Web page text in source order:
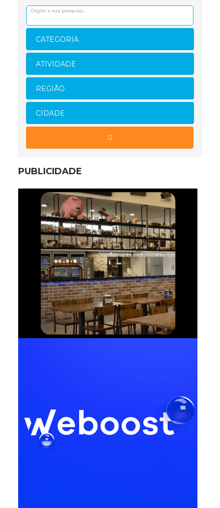
CATEGORIA
ATIVIDADE
REGIÃO
CIDADE
PUBLICIDADE